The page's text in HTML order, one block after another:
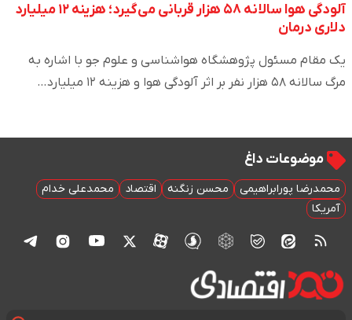
آلودگی هوا سالانه ۵۸ هزار قربانی می‌گیرد؛ هزینه ۱۲ میلیارد
دلاری درمان
یک مقام مسئول پژوهشگاه هواشناسی و علوم جو با اشاره به
مرگ سالانه ۵۸ هزار نفر بر اثر آلودگی هوا و هزینه ۱۲ میلیارد…
موضوعات داغ
محمدرضا پورابراهیمی محسن زنگنه اقتصاد
محمدعلی خدام
آمریکا